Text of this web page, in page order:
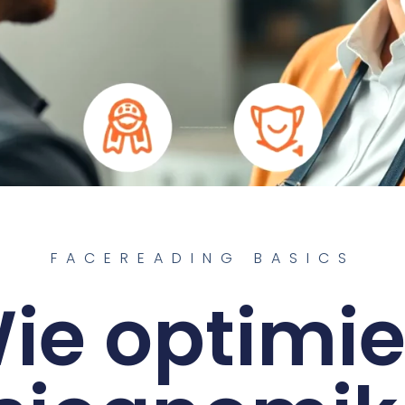
FACEREADING BASICS